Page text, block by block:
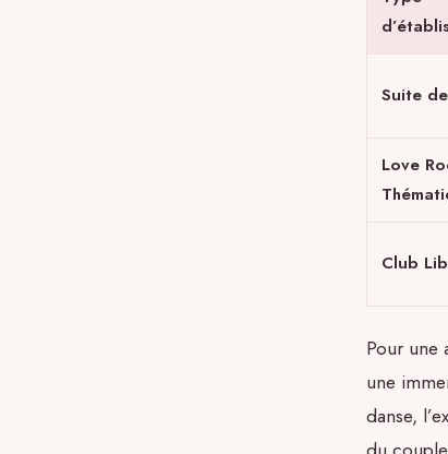
Suite
Love
Club
Pour une
une
danse,